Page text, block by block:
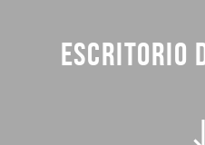
ESCRITORIO